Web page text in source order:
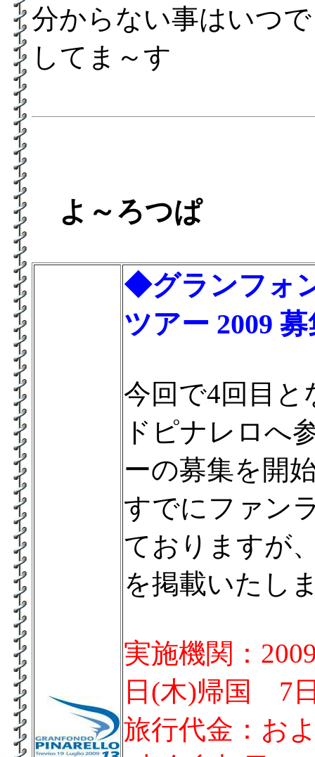
分からない事はいつ
してま～す
よ～ろつぱ
◆グランフォ
ツアー 2009
今回で4回目
ドピナレロへ
ーの募集を開
すでにファン
ておりますが
を掲載いたし
実施機関：
日(木)帰国 7
旅行代金：お